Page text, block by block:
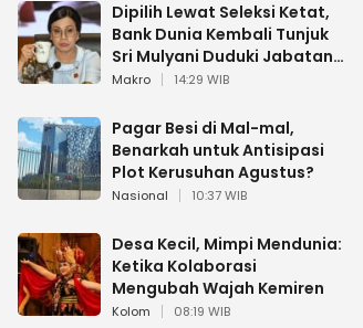
Dipilih Lewat Seleksi Ketat,
Bank Dunia Kembali Tunjuk
Sri Mulyani Duduki Jabatan
Strategis
Makro 14:29 WIB
Pagar Besi di Mal-mal,
Benarkah untuk Antisipasi
Plot Kerusuhan Agustus?
Nasional 10:37 WIB
Desa Kecil, Mimpi Mendunia:
Ketika Kolaborasi
Mengubah Wajah Kemiren
Kolom 08:19 WIB